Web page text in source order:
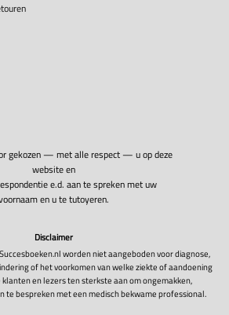
gekozen — met alle respect — u op deze
website en
e.d. aan te spreken met uw
en u te tutoyeren.
Disclaimer
worden niet aangeboden voor diagnose,
of het voorkomen van welke ziekte of aandoening
klanten en lezers ten sterkste aan om ongemakken,
te bespreken met een medisch bekwame professional.